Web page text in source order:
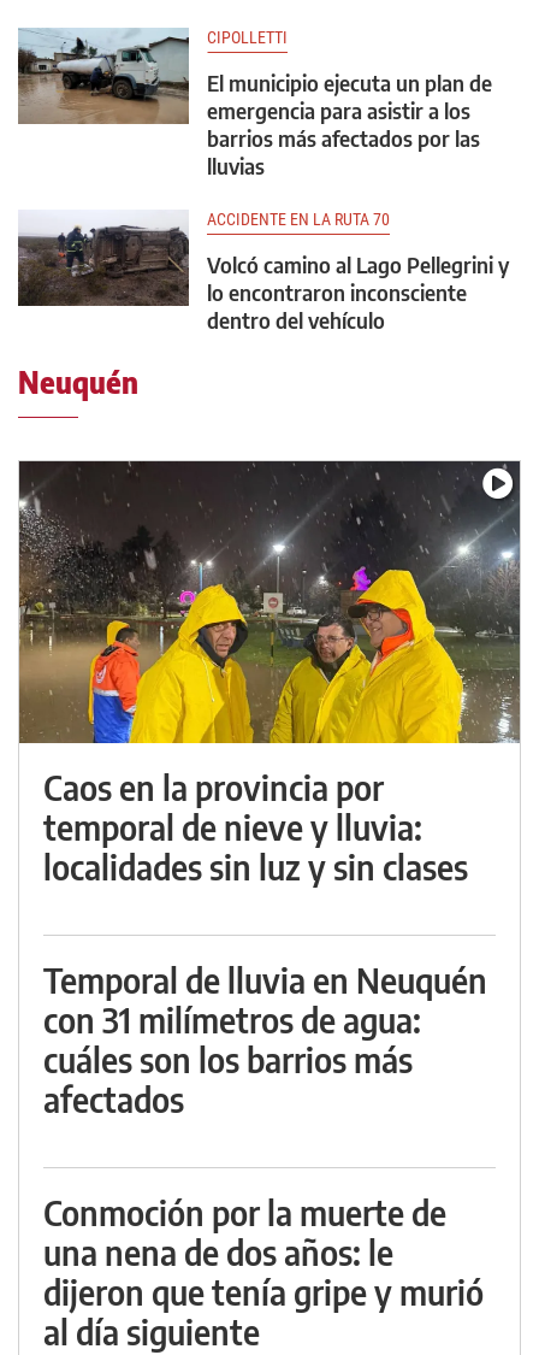
CIPOLLETTI
El municipio ejecuta un plan de
emergencia para asistir a los
barrios más afectados por las
lluvias
ACCIDENTE EN LA RUTA 70
Volcó camino al Lago Pellegrini y
lo encontraron inconsciente
dentro del vehículo
Neuquén
Caos en la provincia por
temporal de nieve y lluvia:
localidades sin luz y sin clases
Temporal de lluvia en Neuquén
con 31 milímetros de agua:
cuáles son los barrios más
afectados
Conmoción por la muerte de
una nena de dos años: le
dijeron que tenía gripe y murió
al día siguiente